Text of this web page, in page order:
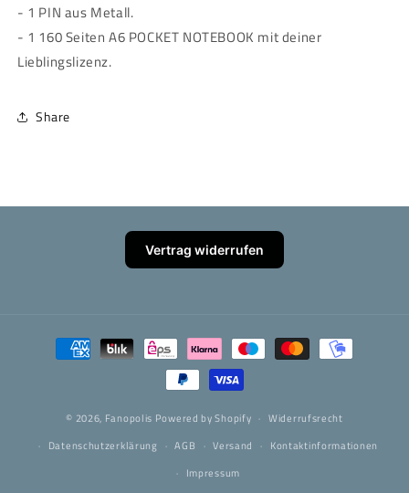
- 1 PIN aus Metall.
- 1 160 Seiten A6 POCKET NOTEBOOK mit deiner
Lieblingslizenz.
Share
Vertrag widerrufen
Zahlungsmethoden
© 2026, Fanopolis Powered by Shopify
Widerrufsrecht
Datenschutzerklärung
AGB Versand
Kontaktinformationen
Impressum